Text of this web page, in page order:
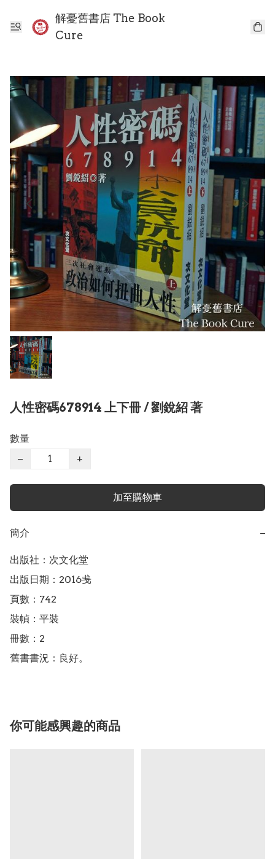
解憂舊書店 The Book
Cure
人性密碼678914 上下冊 / 劉銳紹 著
數量
−
+
加至購物車
簡介 −
出版社：次文化堂
出版日期：2016㦮
頁數：742
裝幀：平裝
冊數：2
舊書書況：良好。
你可能感興趣的商品